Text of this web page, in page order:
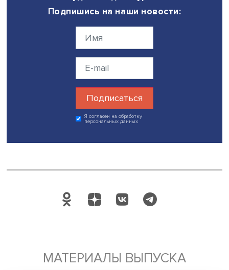
генерирует цифровых аватаров с помощью трехмерной
компьютерной графики. На аватаров, являющихся
протагонистами видео, он накладывает собственный
мимику с помощью специальных цифровых устройств.
Но именно в работах Эда Аткинса, например в
“Ribbons” 2014 года, зрители не попадают в «эффект
зловещей долины»: художник намеренно создает
обращение персонажа к зрителю. В этой работе Эд
четко дает понять, что все увиденное — симуляция,
конце персонаж, поначалу вызывающий у нас
эмпатию, просто сдувается как воздушный шарик.
Лысюк и Милена Серкебаева